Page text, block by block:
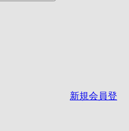
新規会員登